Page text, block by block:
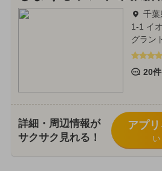
千葉
1-1 イ
グラン
20件
詳細・周辺情報が
サクサク見れる！
アプ